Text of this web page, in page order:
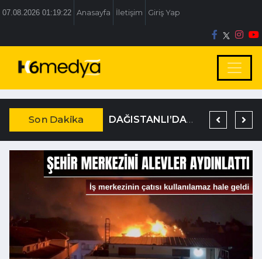
07.08.2026 01:19:23 Anasayfa İletişim Giriş Yap
Son Dakika DAĞISTANLI’DAN, ÖZLÜ’NÜN OTOGAR KARARINA SERT TEPKİ